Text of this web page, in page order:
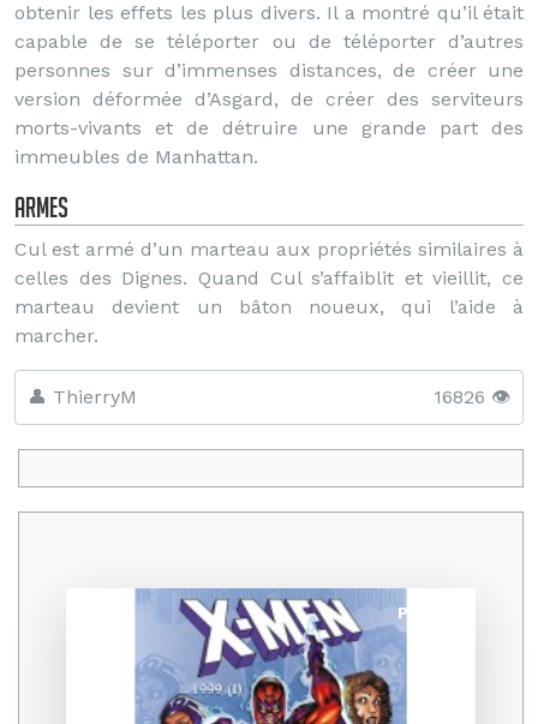
obtenir les effets les plus divers. Il a montré qu’il était
capable de se téléporter ou de téléporter d’autres
personnes sur d’immenses distances, de créer une
version déformée d’Asgard, de créer des serviteurs
morts-vivants et de détruire une grande part des
immeubles de Manhattan.
Armes
Cul est armé d’un marteau aux propriétés similaires à
celles des Dignes. Quand Cul s’affaiblit et vieillit, ce
marteau devient un bâton noueux, qui l’aide à
marcher.
👤 ThierryM 16826 👁️
Promo